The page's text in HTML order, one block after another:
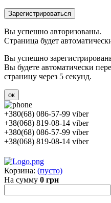
Зарегистрироваться
Вы успешно авторизованы.
Страница будет
Вы успешно
Вы будете автоматически
страницу через 5 секунд.
ок
+380(68) 086-57-99 viber
+38(068) 819-08-14 viber
+380(68) 086-57-99 viber
+38(068) 819-08-14 viber
Корзина: (пусто)
На сумму 0 грн